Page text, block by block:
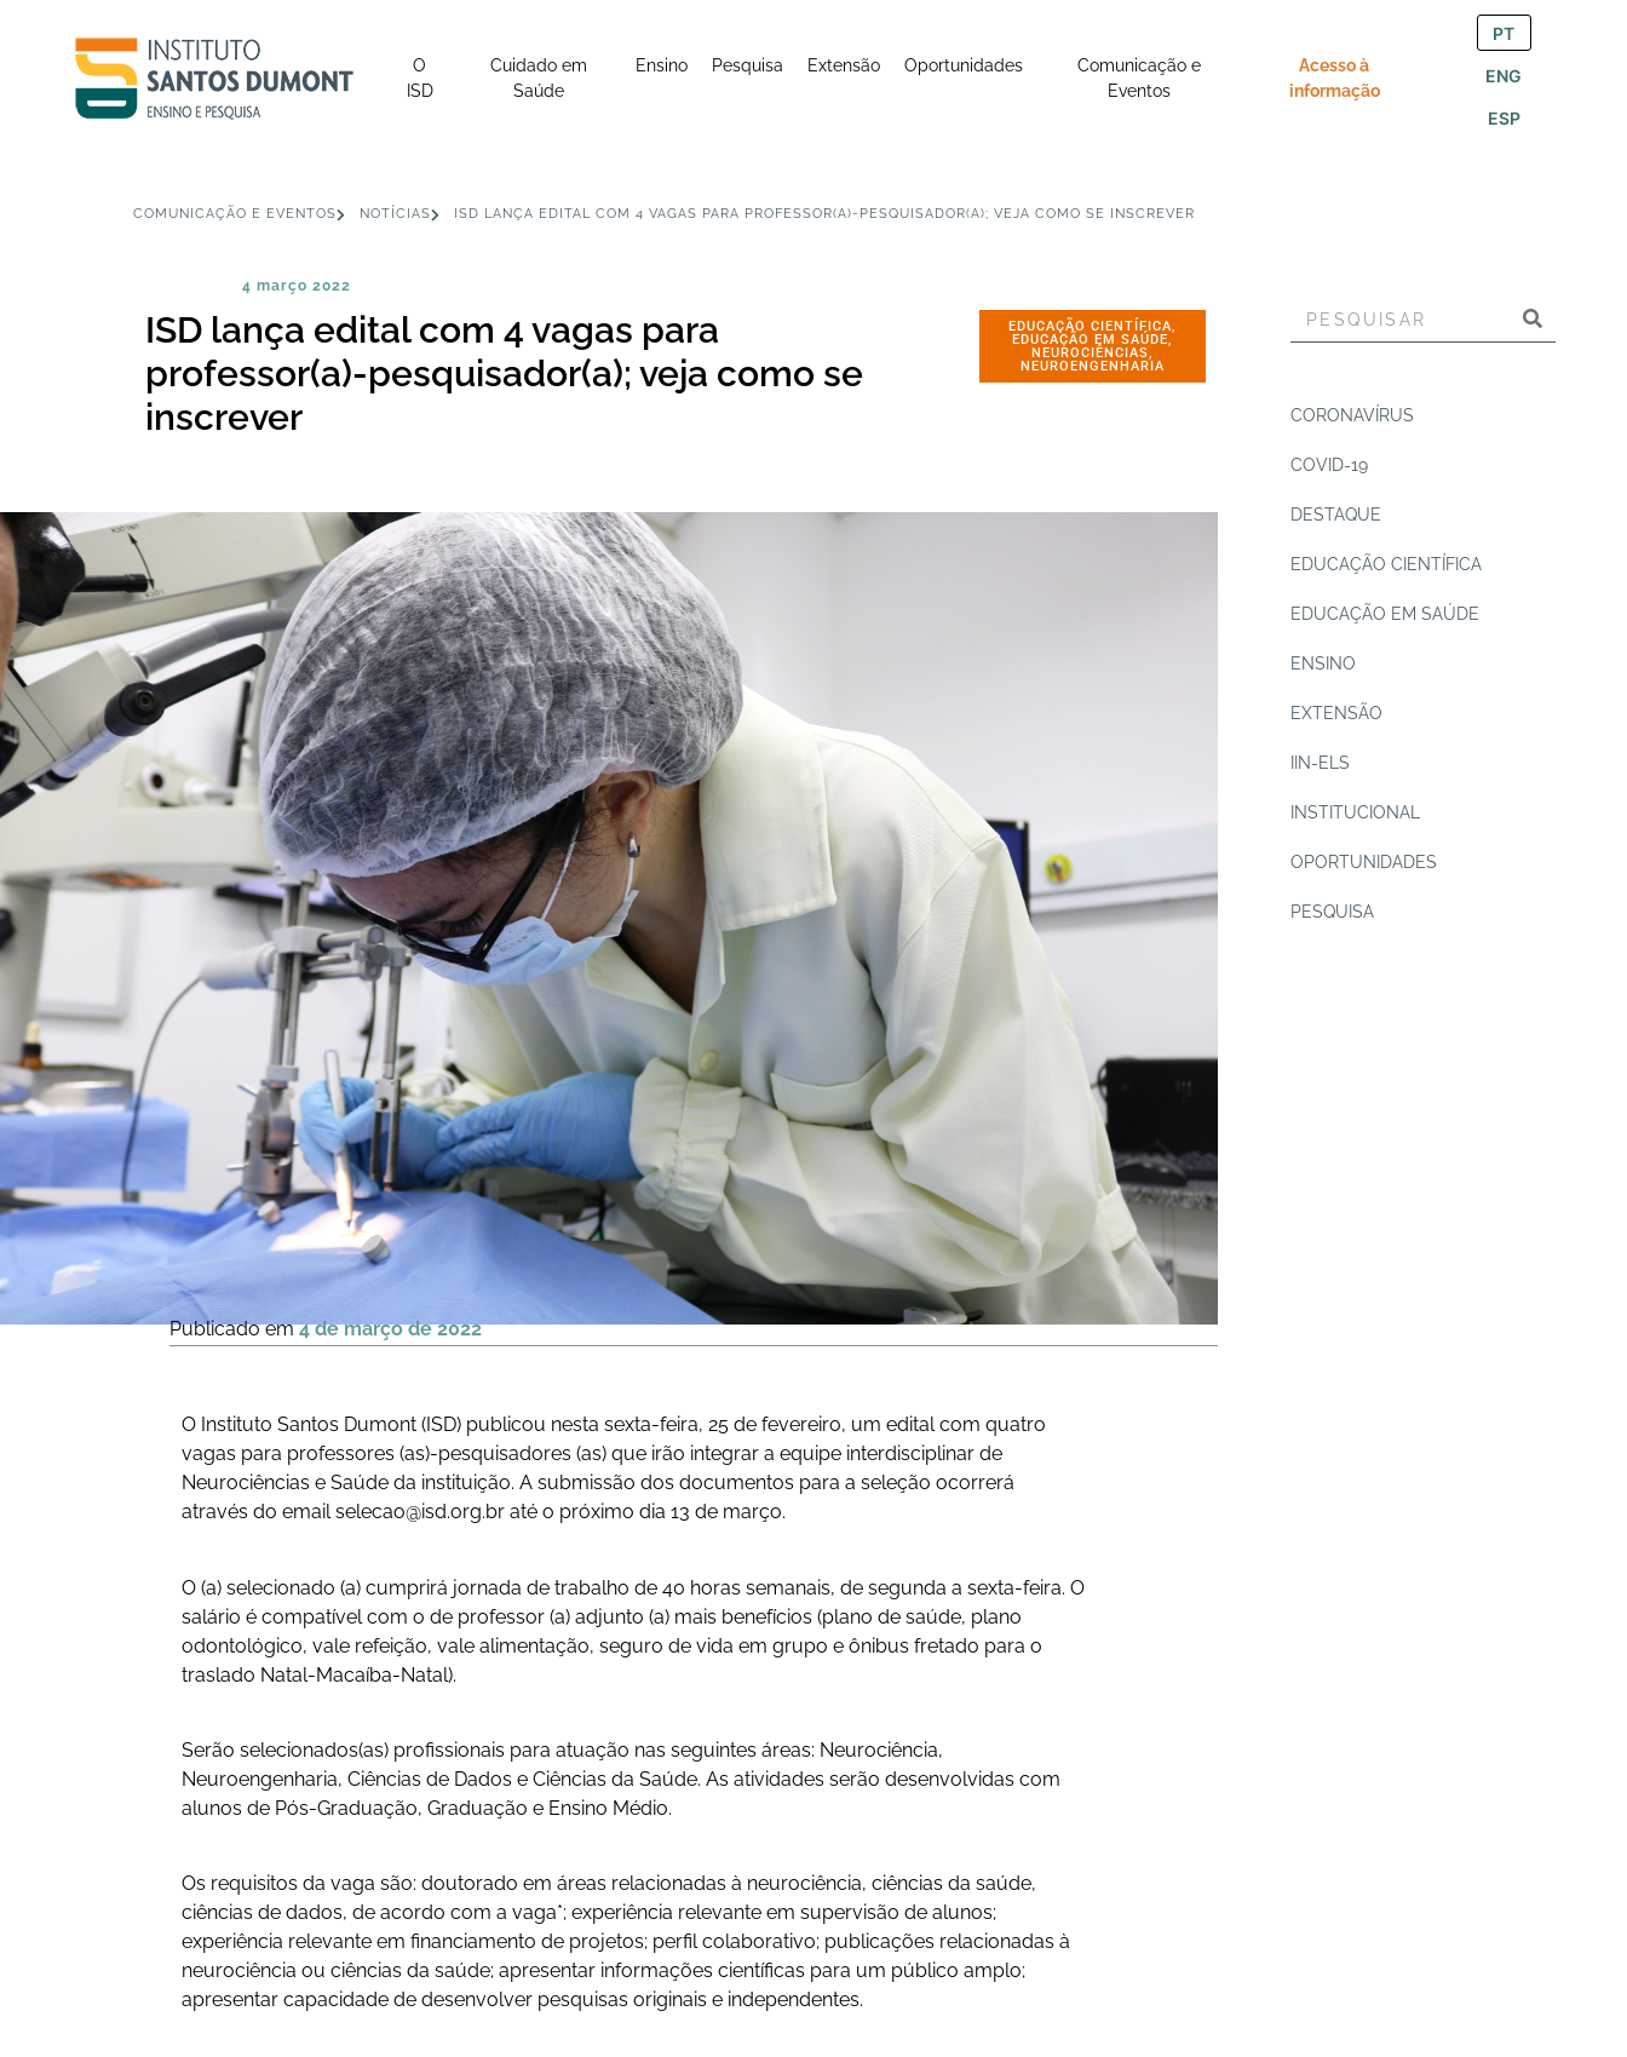
O
ISD
Cuidado em
Saúde
Ensino Pesquisa Extensão Oportunidades
Comunicação e
Eventos
Acesso à
informação
PT
ENG
ESP
COMUNICAÇÃO E EVENTOS NOTÍCIAS ISD LANÇA EDITAL COM 4 VAGAS PARA PROFESSOR(A)-PESQUISADOR(A); VEJA COMO SE INSCREVER
4 março 2022
ISD lança edital com 4 vagas para
professor(a)-pesquisador(a); veja como se
inscrever
EDUCAÇÃO CIENTÍFICA,
EDUCAÇÃO EM SAÚDE,
NEUROCIÊNCIAS,
NEUROENGENHARIA
Publicado em4 de março de 2022
O Instituto Santos Dumont (ISD) publicou nesta sexta-feira, 25 de fevereiro, um edital com quatro
vagas para professores (as)-pesquisadores (as) que irão integrar a equipe interdisciplinar de
Neurociências e Saúde da instituição. A submissão dos documentos para a seleção ocorrerá
através do emailselecao@isd.org.br até o próximo dia 13 de março.
O (a) selecionado (a) cumprirá jornada de trabalho de 40 horas semanais, de segunda a sexta-feira. O
salário é compatível com o de professor (a) adjunto (a) mais benefícios (plano de saúde, plano
odontológico, vale refeição, vale alimentação, seguro de vida em grupo e ônibus fretado para o
traslado Natal-Macaíba-Natal).
Serão selecionados(as) profissionais para atuação nas seguintes áreas: Neurociência,
Neuroengenharia, Ciências de Dados e Ciências da Saúde. As atividades serão desenvolvidas com
alunos de Pós-Graduação, Graduação e Ensino Médio.
Os requisitos da vaga são: doutorado em áreas relacionadas à neurociência, ciências da saúde,
ciências de dados, de acordo com a vaga*; experiência relevante em supervisão de alunos;
experiência relevante em financiamento de projetos; perfil colaborativo; publicações relacionadas à
neurociência ou ciências da saúde; apresentar informações científicas para um público amplo;
apresentar capacidade de desenvolver pesquisas originais e independentes.
CORONAVÍRUS
COVID-19
DESTAQUE
EDUCAÇÃO CIENTÍFICA
EDUCAÇÃO EM SAÚDE
ENSINO
EXTENSÃO
IIN-ELS
INSTITUCIONAL
OPORTUNIDADES
PESQUISA